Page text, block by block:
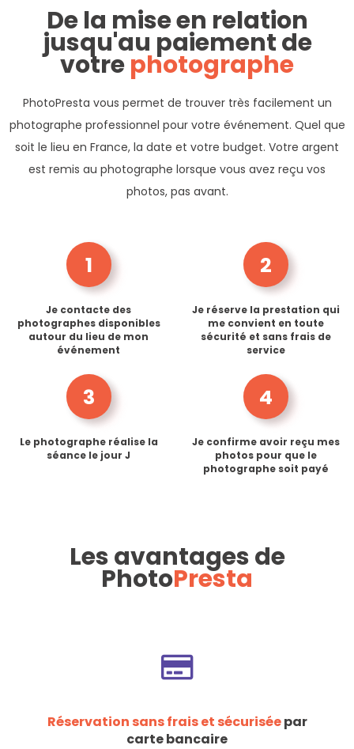
De la mise en relation
jusqu'au paiement de
votrephotographe
PhotoPresta vous permet de trouver très facilement un
photographe professionnel pour votre événement. Quel que
soit le lieu en France, la date et votre budget. Votre argent
est remis au photographe lorsque vous avez reçu vos
photos, pas avant.
1
Je contacte des
photographes disponibles
autour du lieu de mon
événement
2
Je réserve la prestation qui
me convient en toute
sécurité et sans frais de
service
3
Le photographe réalise la
séance le jour J
4
Je confirme avoir reçu mes
photos pour que le
photographe soit payé
Les avantages de
PhotoPresta
Réservation sans frais et sécuriséepar
carte bancaire